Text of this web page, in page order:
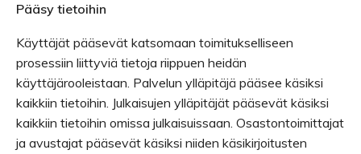
Pääsy tietoihin
Käyttäjät pääsevät katsomaan toimitukselliseen
prosessiin liittyviä tietoja riippuen heidän
käyttäjärooleistaan. Palvelun ylläpitäjä pääsee käsiksi
kaikkiin tietoihin. Julkaisujen ylläpitäjät pääsevät käsiksi
kaikkiin tietoihin omissa julkaisuissaan. Osastontoimittajat
ja avustajat pääsevät käsiksi niiden käsikirjoitusten